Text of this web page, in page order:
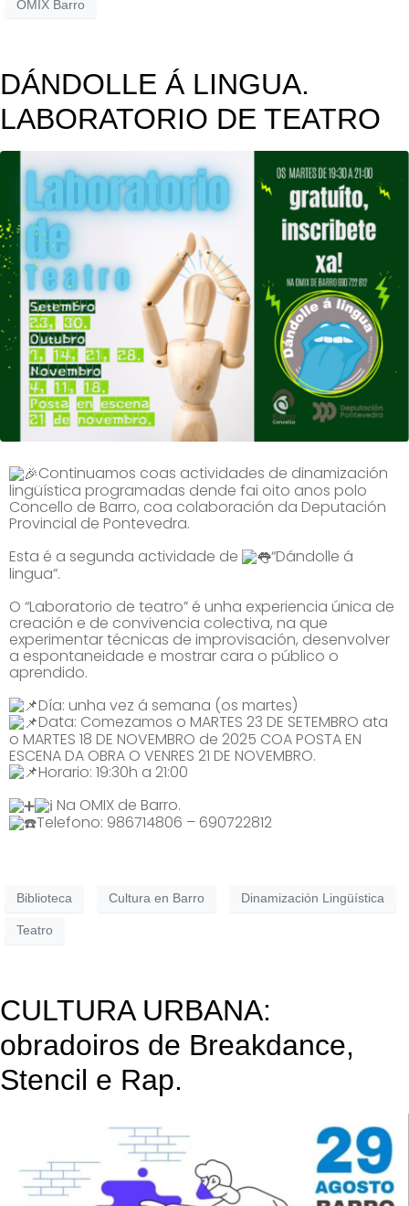
OMIX Barro
DÁNDOLLE Á LINGUA.
LABORATORIO DE TEATRO
Continuamos coas actividades de dinamización
lingüística programadas dende fai oito anos polo
Concello de Barro, coa colaboración da Deputación
Provincial de Pontevedra.
Esta é a segunda actividade de
“Dándolle á
lingua”.
O “Laboratorio de teatro” é unha experiencia única de
creación e de convivencia colectiva, na que
experimentar técnicas de improvisación, desenvolver
a espontaneidade e mostrar cara o público o
aprendido.
Día: unha vez á semana (os martes)
Data: Comezamos o MARTES 23 DE SETEMBRO ata
o MARTES 18 DE NOVEMBRO de 2025 COA POSTA EN
ESCENA DA OBRA O VENRES 21 DE NOVEMBRO.
Horario: 19:30h a 21:00
Na OMIX de Barro.
Telefono: 986714806 – 690722812
Biblioteca Cultura en Barro Dinamización Lingüística
Teatro
CULTURA URBANA:
obradoiros de Breakdance,
Stencil e Rap.